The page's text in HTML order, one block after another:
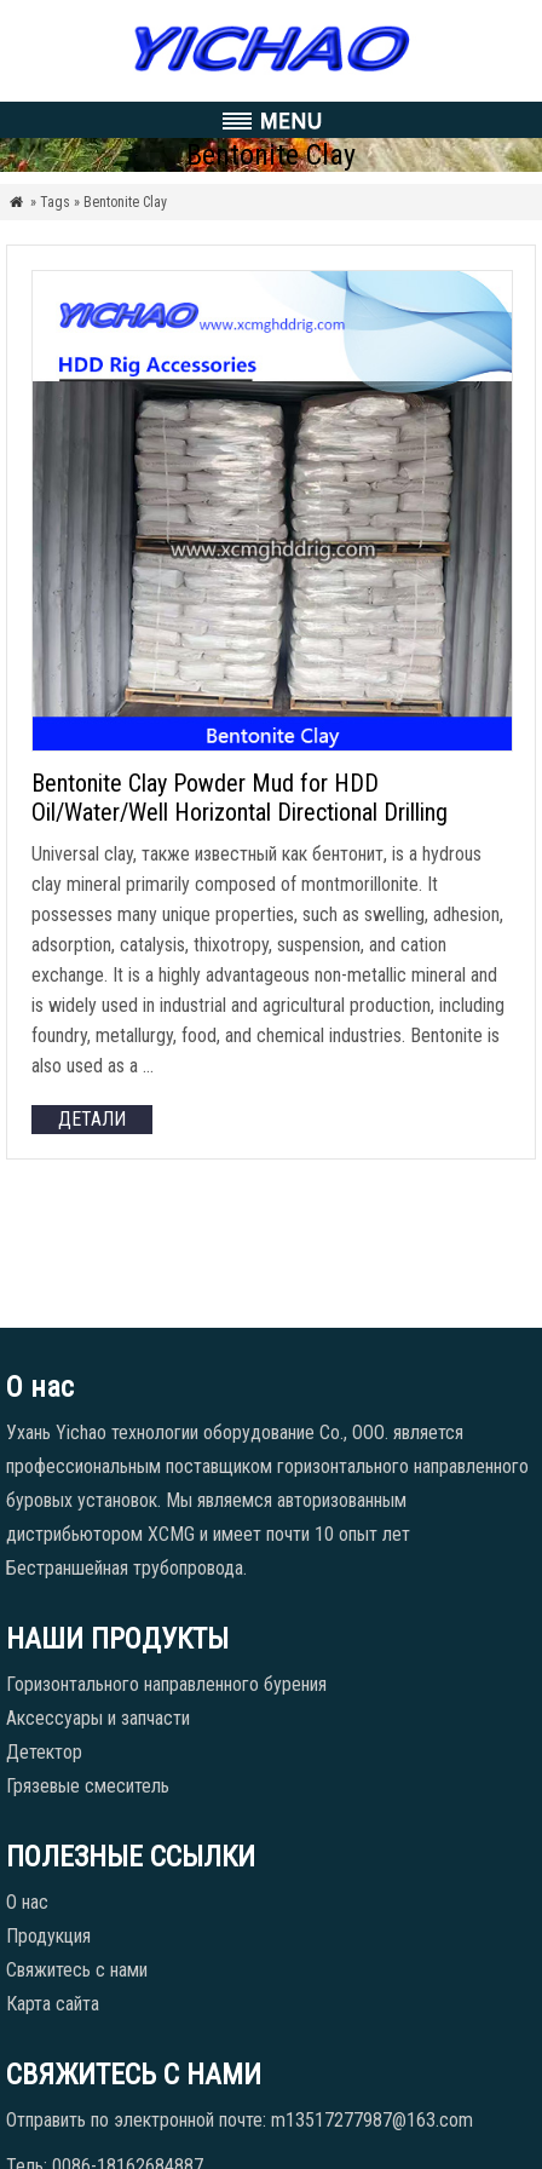
Bentonite Clay
 » Tags » Bentonite Clay
Bentonite Clay Powder Mud for HDD
Oil/Water/Well Horizontal Directional Drilling
Universal clay, также известный как бентонит, is a hydrous
clay mineral primarily composed of montmorillonite. It
possesses many unique properties, such as swelling, adhesion,
adsorption, catalysis, thixotropy, suspension, and cation
exchange. It is a highly advantageous non-metallic mineral and
is widely used in industrial and agricultural production, including
foundry, metallurgy, food, and chemical industries. Bentonite is
also used as a …
ДЕТАЛИ
О нас
Ухань Yichao технологии оборудование Co., ООО. является
профессиональным поставщиком горизонтального направленного
буровых установок. Мы являемся авторизованным
дистрибьютором XCMG и имеет почти 10 опыт лет
Бестраншейная трубопровода.
НАШИ ПРОДУКТЫ
Горизонтального направленного бурения
Аксессуары и запчасти
Детектор
Грязевые смеситель
ПОЛЕЗНЫЕ ССЫЛКИ
О нас
Продукция
Свяжитесь с нами
Карта сайта
СВЯЖИТЕСЬ С НАМИ
Отправить по электронной почте: m13517277987@163.com